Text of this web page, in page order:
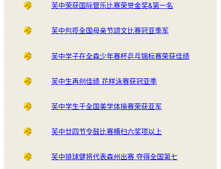
芙中荣获国际管乐比赛荣誉金奖&第一名
芙中包揽全国母亲节颂文比赛冠亚季军
芙中学子在全森少年赛杯乒乓锦标赛荣获佳绩
芙中生再创佳绩 花样泳赛获冠亚季
芙中学生于全国美学体操赛荣获亚军
芙中廿四节令鼓比赛横扫六奖项以上
芙中排球健将代表森州出赛 夺得全国第七